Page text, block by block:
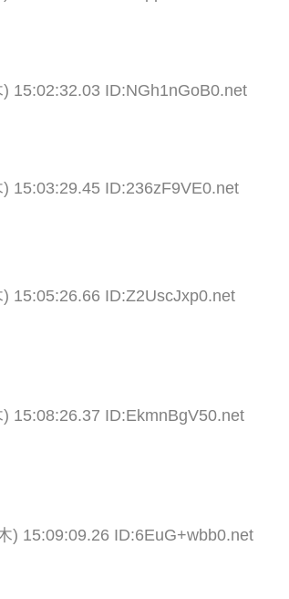
15:02:32.03 ID:NGh1nGoB0.net
15:03:29.45 ID:236zF9VE0.net
15:05:26.66 ID:Z2UscJxp0.net
15:08:26.37 ID:EkmnBgV50.net
) 15:09:09.26 ID:6EuG+wbb0.net